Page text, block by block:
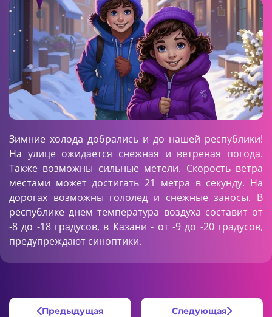
Зимние холода добрались и до нашей республики!
На улице ожидается снежная и ветреная погода.
Также возможны сильные метели. Скорость ветра
местами может достигать 21 метра в секунду. На
дорогах возможны гололед и снежные заносы. В
республике днем температура воздуха составит от
-8 до -18 градусов, в Казани - от -9 до -20 градусов,
предупреждают синоптики.
Предыдущая Следующая